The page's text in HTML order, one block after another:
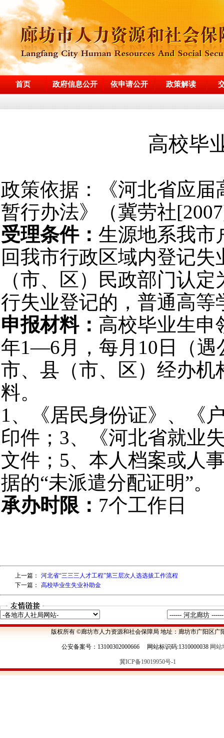
首页 政府信息公开 依申请公开 政策解读
上一篇：
河北省“三三三人才工程”第三层次人选选拔工作流程
下一篇：
高校毕业生失业补助金
版权所有 ©廊坊市人力资源和社会保障局 地址：廊坊市广阳区广
公安备案号：13100302000666 网站标识码:1310000038 网站
冀ICP备19019950号-1